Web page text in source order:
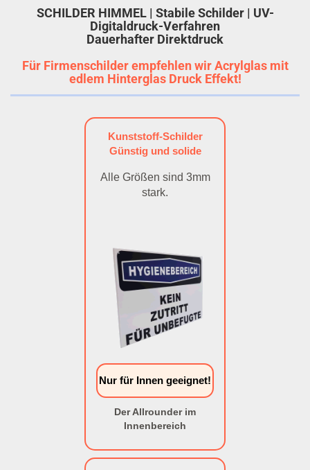
SCHILDER HIMMEL | Stabile Schilder | UV-
Digitaldruck-Verfahren
Dauerhafter Direktdruck
Für Firmenschilder empfehlen wir Acrylglas mit
edlem Hinterglas Druck Effekt!
Kunststoff-Schilder
Günstig und solide
Alle Größen sind 3mm
stark.
Nur für Innen geeignet!
Der Allrounder im
Innenbereich